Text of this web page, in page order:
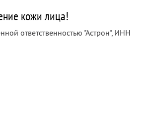
кожи лица!
ответственностью "Астрон", ИНН